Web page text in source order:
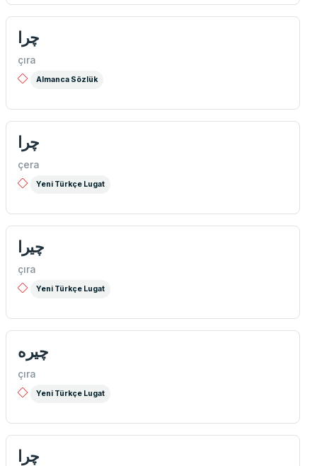
چرا
çıra
Almanca Sözlük
چرا
çera
Yeni Türkçe Lugat
چيرا
çıra
Yeni Türkçe Lugat
چيره
çıra
Yeni Türkçe Lugat
چرا